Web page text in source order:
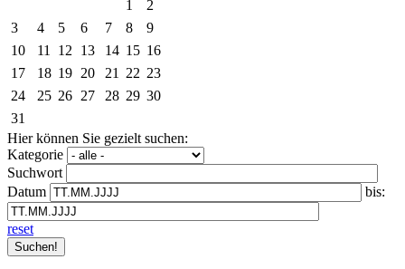
1
2
3
4 5 6 7 8
9
10
11 12 13 14 15 16
17
18 19 20 21 22 23
24
25 26 27 28 29 30
31
Hier können Sie gezielt suchen:
Kategorie
Suchwort
Datum
bis:
reset